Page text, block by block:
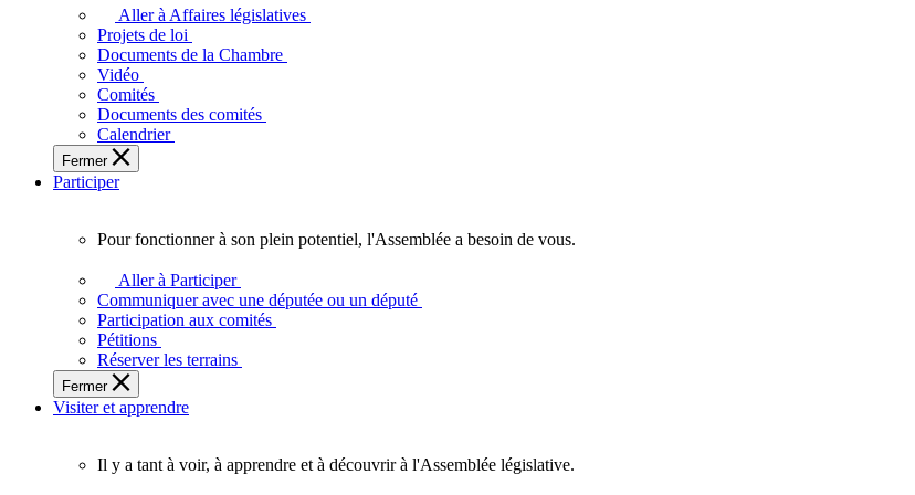
législative
adopte
touchent
vie
des
Ontariennes
Ontariens.
Aller à Affaires législatives
Projets de loi
Documents de la Chambre
Vidéo
Comités
Documents des comités
Calendrier
Fermer
Participer
fonctionner
plein
potentiel,
l'Assemblée
a
besoin
Pour fonctionner à son plein potentiel, l'Assemblée a besoin de vous.
Aller à Participer
Communiquer avec une députée ou un député
Participation aux comités
Pétitions
Réserver les terrains
Fermer
Visiter et apprendre
Il y a tant à voir, à apprendre et à découvrir à l'Assemblée législative.